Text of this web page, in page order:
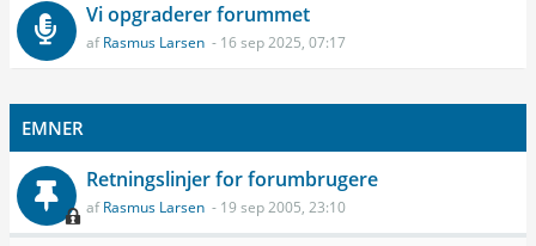
Vi opgraderer forummet
afRasmus Larsen - 16 sep 2025, 07:17
EMNER
Retningslinjer for forumbrugere
afRasmus Larsen - 19 sep 2005, 23:10